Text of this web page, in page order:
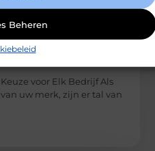
Beheren
voor Elk Bedrijf Als
uw merk, zijn er tal van